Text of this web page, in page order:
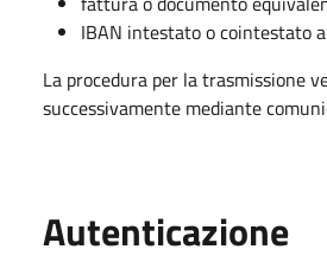
IBAN intestato o cointestato
La procedura per la trasmissione
successivamente mediante
Autenticazione